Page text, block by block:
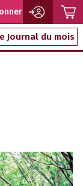
Journal du mois